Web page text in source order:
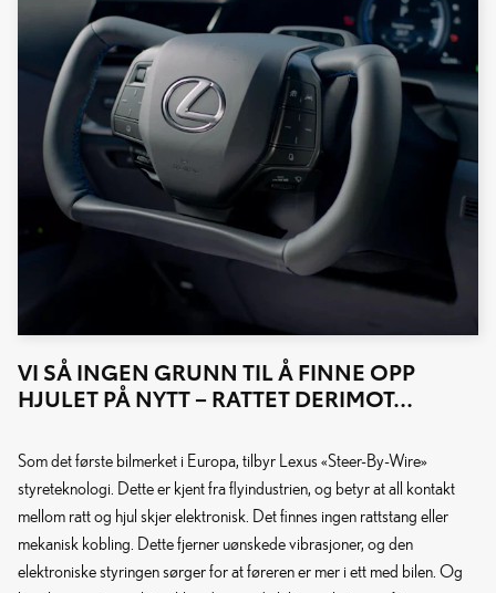
VI SÅ INGEN GRUNN TIL Å FINNE OPP
HJULET PÅ NYTT – RATTET DERIMOT…
Som det første bilmerket i Europa, tilbyr Lexus «Steer-By-Wire»
styreteknologi. Dette er kjent fra flyindustrien, og betyr at all kontakt
mellom ratt og hjul skjer elektronisk. Det finnes ingen rattstang eller
mekanisk kobling. Dette fjerner uønskede vibrasjoner, og den
elektroniske styringen sørger for at føreren er mer i ett med bilen. Og